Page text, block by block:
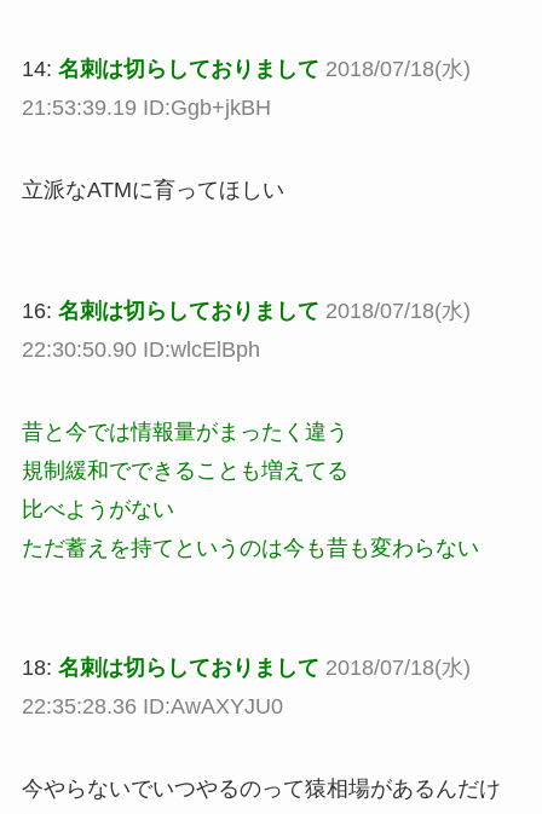
14: 名刺は切らしておりまして 2018/07/18(水)
21:53:39.19 ID:Ggb+jkBH
立派なATMに育ってほしい
16: 名刺は切らしておりまして 2018/07/18(水)
22:30:50.90 ID:wlcElBph
昔と今では情報量がまったく違う
規制緩和でできることも増えてる
比べようがない
ただ蓄えを持てというのは今も昔も変わらない
18: 名刺は切らしておりまして 2018/07/18(水)
22:35:28.36 ID:AwAXYJU0
今やらないでいつやるのって猿相場があるんだけ